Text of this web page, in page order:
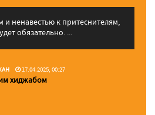
ненавестью к притеснителям,
обязательно. ...
17.04.2025, 00:27
хиджабом